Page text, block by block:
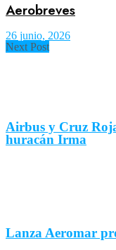
Aerobreves
26 junio, 2026
Next Post
Airbus y Cruz
huracán Irma
Lanza Aeromar